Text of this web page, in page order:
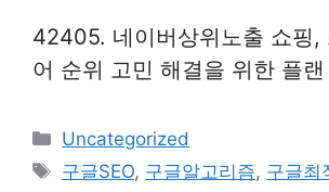
42405. 네이버상위노출 쇼핑,
어 순위 고민 해결을 위한 플랜
Categories
Uncategorized
Tags
구글SEO, 구글알고리즘, 구글최